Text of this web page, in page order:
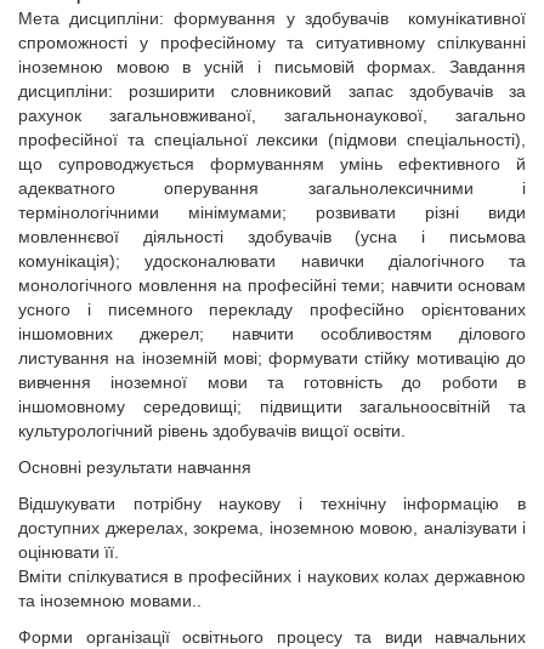
Мета дисципліни: формування у здобувачів комунікативної
спроможності у професійному та ситуативному спілкуванні
іноземною мовою в усній і письмовій формах. Завдання
дисципліни: розширити словниковий запас здобувачів за
рахунок загальновживаної, загальнонаукової, загально
професійної та спеціальної лексики (підмови спеціальності),
що супроводжується формуванням умінь ефективного й
адекватного оперування загальнолексичними і
термінологічними мінімумами; розвивати різні види
мовленнєвої діяльності здобувачів (усна і письмова
комунікація); удосконалювати навички діалогічного та
монологічного мовлення на професійні теми; навчити основам
усного і писемного перекладу професійно орієнтованих
іншомовних джерел; навчити особливостям ділового
листування на іноземній мові; формувати стійку мотивацію до
вивчення іноземної мови та готовність до роботи в
іншомовному середовищі; підвищити загальноосвітній та
культурологічний рівень здобувачів вищої освіти.
Основні результати навчання
Відшукувати потрібну наукову і технічну інформацію в
доступних джерелах, зокрема, іноземною мовою, аналізувати і
оцінювати її.
Вміти спілкуватися в професійних і наукових колах державною
та іноземною мовами..
Форми організації освітнього процесу та види навчальних